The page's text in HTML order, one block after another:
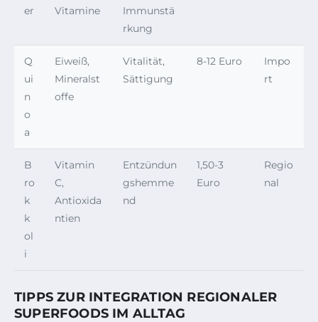
er
Vitamine
Immunstä
rkung
Q
ui
n
o
a
Eiweiß,
Mineralst
offe
Vitalität,
Sättigung
8-12 Euro
Impo
rt
B
ro
k
k
ol
i
Vitamin
C,
Antioxida
ntien
Entzündun
gshemme
nd
1,50-3
Euro
Regio
nal
TIPPS ZUR INTEGRATION REGIONALER
SUPERFOODS IM ALLTAG